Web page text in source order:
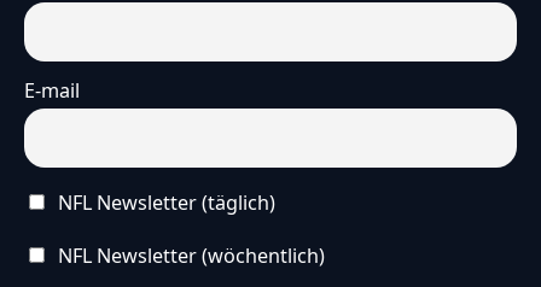
E-mail
NFL Newsletter (täglich)
NFL Newsletter (wöchentlich)